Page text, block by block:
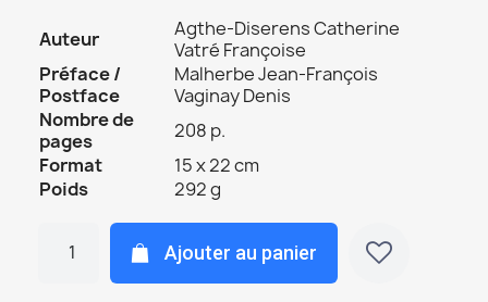
Auteur
Agthe-Diserens Catherine
Vatré Françoise
Préface /
Postface
Malherbe Jean-François
Vaginay Denis
Nombre de
pages
208 p.
Format
15 x 22 cm
Poids
292 g
Ajouter au panier